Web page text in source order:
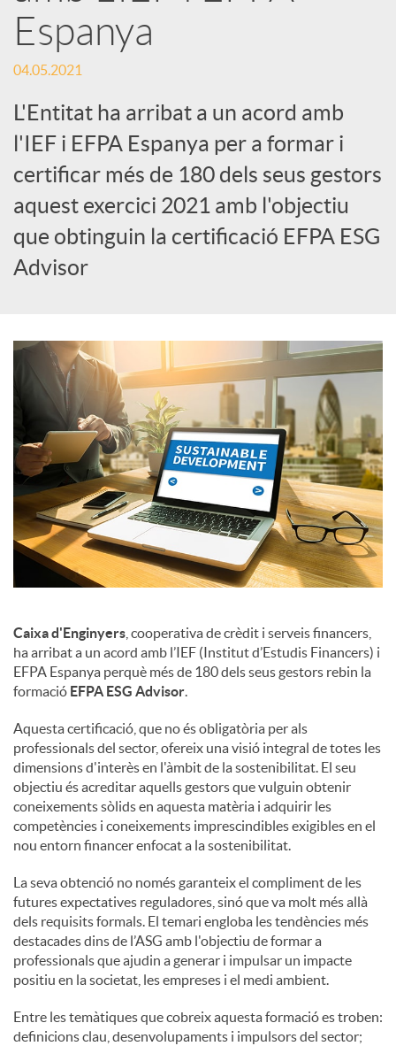
S
o
c
i
a
l
s
Espanya
04.05.2021
L'Entitat ha arribat a un acord amb
l'IEF i EFPA Espanya per a formar i
certificar més de 180 dels seus gestors
aquest exercici 2021 amb l'objectiu
que obtinguin la certificació EFPA ESG
Advisor
Caixa d'Enginyers , cooperativa de crèdit i serveis financers,
ha arribat a un acord amb l’IEF (Institut d’Estudis Financers) i
EFPA Espanya perquè més de 180 dels seus gestors rebin la
formació EFPA ESG Advisor.
Aquesta certificació, que no és obligatòria per als
professionals del sector, ofereix una visió integral de totes les
dimensions d'interès en l'àmbit de la sostenibilitat. El seu
objectiu és acreditar aquells gestors que vulguin obtenir
coneixements sòlids en aquesta matèria i adquirir les
competències i coneixements imprescindibles exigibles en el
nou entorn financer enfocat a la sostenibilitat.
La seva obtenció no només garanteix el compliment de les
futures expectatives reguladores, sinó que va molt més allà
dels requisits formals. El temari engloba les tendències més
destacades dins de l’ASG amb l'objectiu de formar a
professionals que ajudin a generar i impulsar un impacte
positiu en la societat, les empreses i el medi ambient.
Entre les temàtiques que cobreix aquesta formació es troben:
definicions clau, desenvolupaments i impulsors del sector;